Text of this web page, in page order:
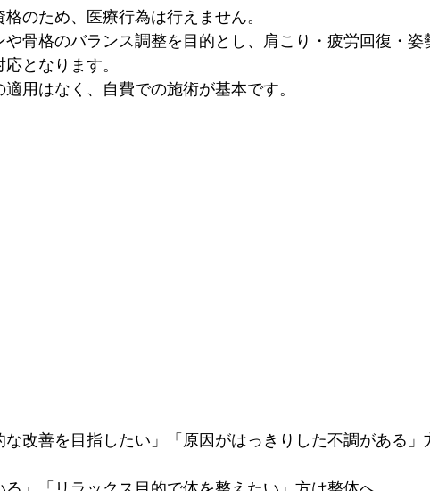
のため、医療行為は行えません。
骨格のバランス調整を目的とし、肩こり・疲労回復・姿
となります。
用はなく、自費での施術が基本です。
な改善を目指したい」「原因がはっきりした不調がある」